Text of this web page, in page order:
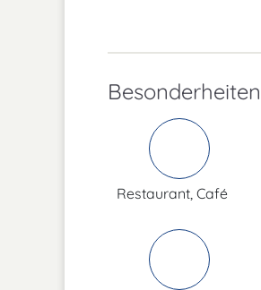
Besonderheiten
Restaurant, Café